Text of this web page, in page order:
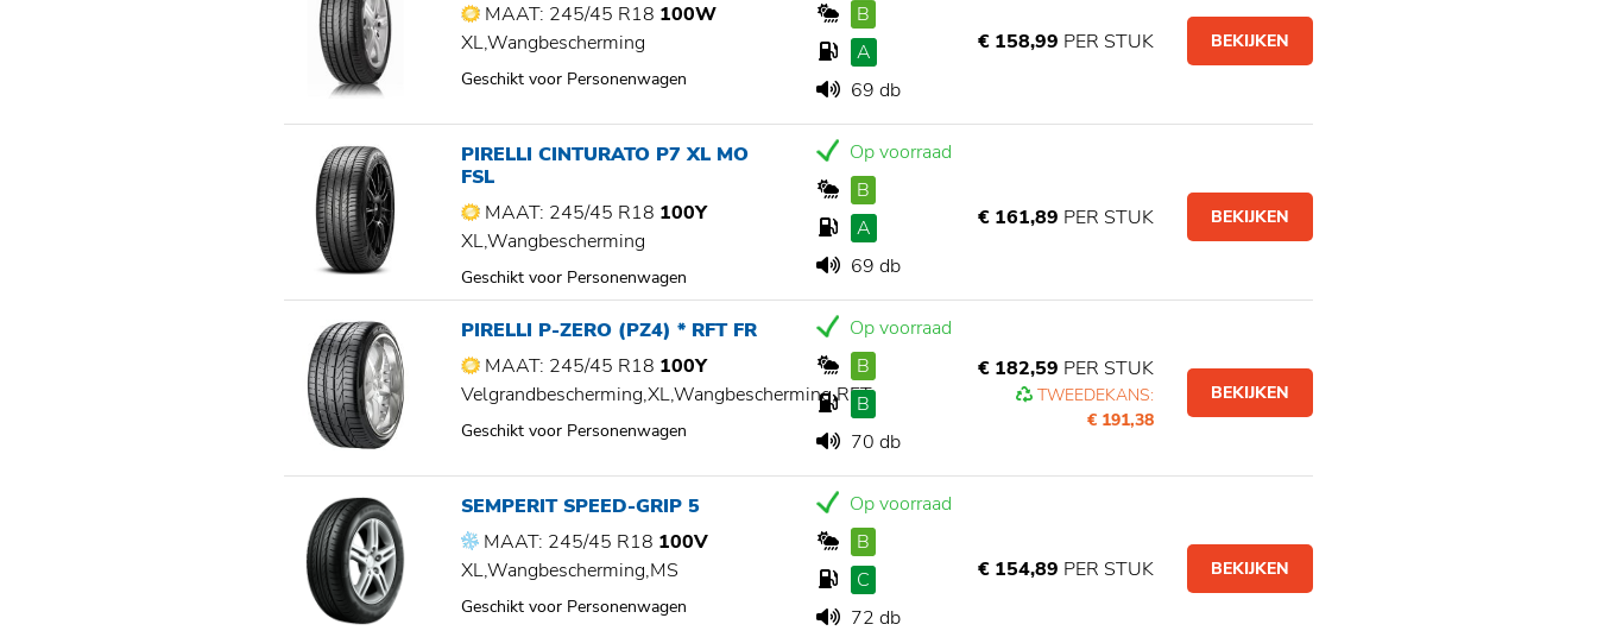
MAAT: 245/45 R18 100W
XL,Wangbescherming
Geschikt voor Personenwagen
B
A
69 db
€ 158,99 PER STUK BEKIJKEN
PIRELLI CINTURATO P7 XL MO
FSL
MAAT: 245/45 R18 100Y
XL,Wangbescherming
Geschikt voor Personenwagen
Op voorraad
B
A
69 db
€ 161,89 PER STUK BEKIJKEN
PIRELLI P-ZERO (PZ4) * RFT FR
MAAT: 245/45 R18 100Y
Velgrandbescherming,XL,Wangbescherming,RFT
Geschikt voor Personenwagen
Op voorraad
B
B
70 db
€ 182,59 PER STUK
TWEEDEKANS:
€ 191,38
BEKIJKEN
SEMPERIT SPEED-GRIP 5
MAAT: 245/45 R18 100V
XL,Wangbescherming,MS
Geschikt voor Personenwagen
Op voorraad
B
C
72 db
€ 154,89 PER STUK BEKIJKEN